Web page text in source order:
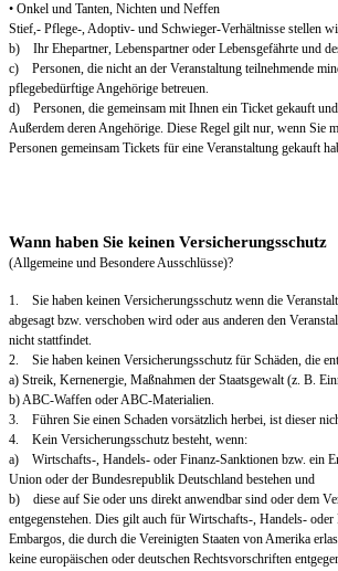
• Onkel und Tanten, Nichten und Neffen
Stief,- Pflege-, Adoptiv- und Schwieger-Verhältnisse stellen
b) Ihr Ehepartner, Lebenspartner oder Lebensgefährte und
c) Personen, die nicht an der Veranstaltung teilnehmende
pflegebedürftige Angehörige betreuen.
d) Personen, die gemeinsam mit Ihnen ein Ticket gekauft
Außerdem deren Angehörige. Diese Regel gilt nur, wenn Sie
Personen gemeinsam Tickets für eine Veranstaltung gekauft
Wann haben Sie keinen Versicherungsschutz
(Allgemeine und Besondere Ausschlüsse)?
1. Sie haben keinen Versicherungsschutz wenn die
abgesagt bzw. verschoben wird oder aus anderen den
nicht stattfindet.
2. Sie haben keinen Versicherungsschutz für Schäden, die
a) Streik, Kernenergie, Maßnahmen der Staatsgewalt (z. B.
b) ABC-Waffen oder ABC-Materialien.
3. Führen Sie einen Schaden vorsätzlich herbei, ist dieser
4. Kein Versicherungsschutz besteht, wenn:
a) Wirtschafts-, Handels- oder Finanz-Sanktionen bzw. ein
Union oder der Bundesrepublik Deutschland bestehen und
b) diese auf Sie oder uns direkt anwendbar sind oder dem
entgegenstehen. Dies gilt auch für Wirtschafts-, Handels-
Embargos, die durch die Vereinigten Staaten von Amerika
keine europäischen oder deutschen Rechtsvorschriften